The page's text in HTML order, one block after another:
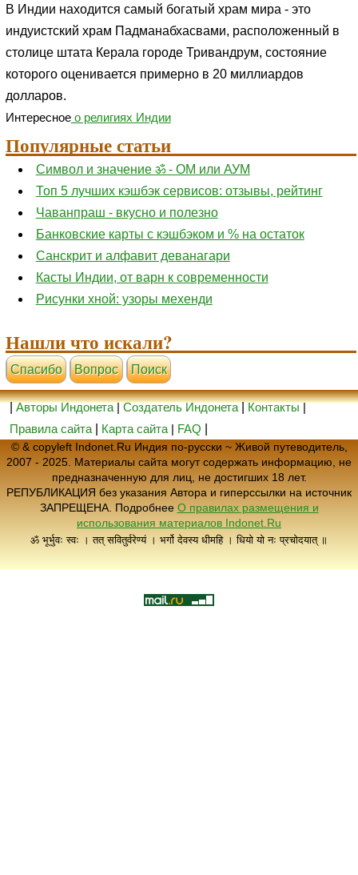
В Индии находится самый богатый храм мира - это
индуистский храм Падманабхасвами, расположенный в
столице штата Керала городе Тривандрум, состояние
которого оценивается примерно в 20 миллиардов
долларов.
Интересноео религиях Индии
Популярные статьи
Символ и значение ॐ - ОМ или АУМ
Топ 5 лучших кэшбэк сервисов: отзывы, рейтинг
Чаванпраш - вкусно и полезно
Банковские карты с кэшбэком и % на остаток
Санскрит и алфавит деванагари
Касты Индии, от варн к современности
Рисунки хной: узоры мехенди
Нашли что искали?
Cпасибо Вопрос Поиск
|Авторы Индонета|Создатель Индонета|Контакты|
Правила сайта
Карта сайта | FAQ
© & copyleft Indonet.Ru Индия по-русски ~ Живой путеводитель,
2007 - 2025. Материалы сайта могут содержать информацию, не
предназначенную для лиц, не достигших 18 лет.
РЕПУБЛИКАЦИЯ без указания Автора и гиперссылки на источник
ЗАПРЕЩЕНА. Подробнее О правилах размещения и
использования материалов Indonet.Ru
ॐ भूर्भुवः स्वः । तत् सवितुर्वरेण्यं । भर्गो देवस्य धीमहि । धियो यो नः प्रचोदयात् ॥